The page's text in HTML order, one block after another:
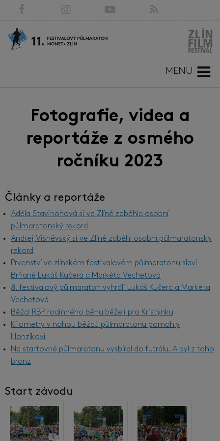
MENU
Fotografie, videa a
reportáže z osmého
ročníku 2023
Články a reportáže
Adéla Stavinohová si ve Zlíně zaběhla osobní
půlmaratonský rekord
Andrej Višněvský si ve Zlíně zaběhl osobní půlmaratonský
rekord
Prvenství ve zlínském festivalovém půlmaratonu slaví
Brňané Lukáš Kučera a Markéta Vechetová
8. festivalový půlmaraton vyhráli Lukáš Kučera a Markéta
Vechetová
Běžci RBP rodinného běhu běželi pro Kristýnku
Kilometry v nohou běžců půlmaratonu pomohly
Honzíkovi
Na startovné půlmaratonu vysbíral do futrálu. A byl z toho
bronz
Start závodu